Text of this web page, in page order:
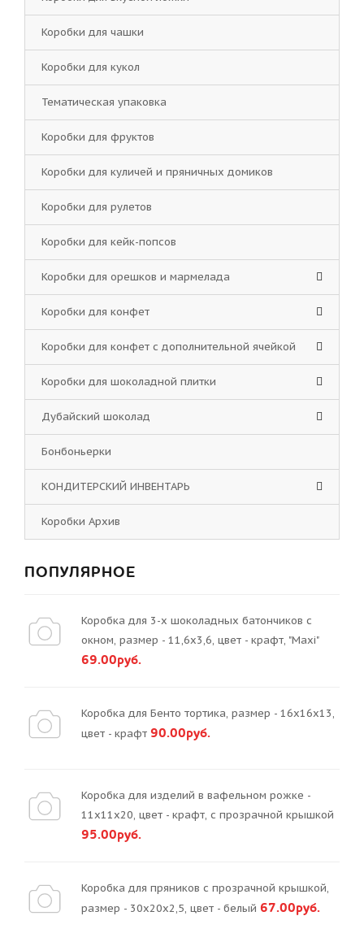
Коробки для чашки
Коробки для кукол
Тематическая упаковка
Коробки для фруктов
Коробки для куличей и пряничных домиков
Коробки для рулетов
Коробки для кейк-попсов
Коробки для орешков и мармелада
Коробки для конфет
Коробки для конфет с дополнительной ячейкой
Коробки для шоколадной плитки
Дубайский шоколад
Бонбоньерки
КОНДИТЕРСКИЙ ИНВЕНТАРЬ
Коробки Архив
ПОПУЛЯРНОЕ
Коробка для 3-х шоколадных батончиков с
окном, размер - 11,6х3,6, цвет - крафт, "Maxi"
69.00руб.
Коробка для Бенто тортика, размер - 16х16х13,
цвет - крафт 90.00руб.
Коробка для изделий в вафельном рожке -
11х11х20, цвет - крафт, с прозрачной крышкой
95.00руб.
Коробка для пряников с прозрачной крышкой,
размер - 30х20х2,5, цвет - белый 67.00руб.